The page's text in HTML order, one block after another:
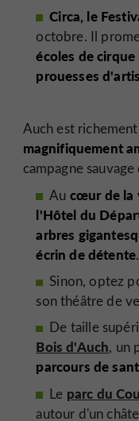
Circa, le
octobre. Il
écoles de
prouesses
Auch est
magnifiquement
campagne
Au cœur de la
l'Hôtel du
arbres
écrin de détente
Sinon, optez
son théâtre de
De taille
Bois d'Auch, un
parcours de
Le parc du
autour d'un